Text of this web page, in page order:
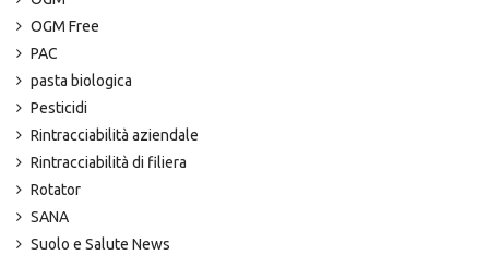
OGM Free
PAC
pasta biologica
Pesticidi
Rintracciabilità aziendale
Rintracciabilità di filiera
Rotator
SANA
Suolo e Salute News